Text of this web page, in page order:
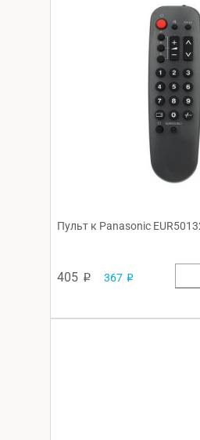
Пульт к Panasonic
405 p 367 p